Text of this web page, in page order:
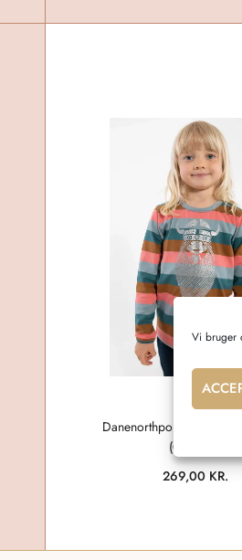
Vi bruger
Danenorthpole Tee
(GLITTER)
269,00 KR.